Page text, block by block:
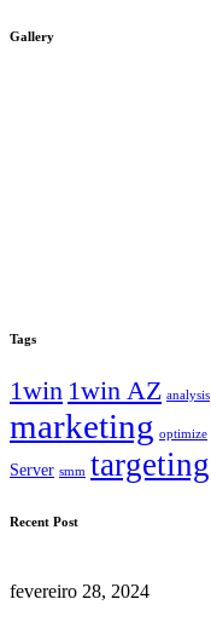
Gallery
Tags
1win 1win AZ analysis
marketing optimize
Server smm targeting
Recent Post
fevereiro 28, 2024